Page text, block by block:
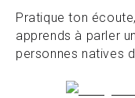
Pratique ton
apprends à parler
personnes natives